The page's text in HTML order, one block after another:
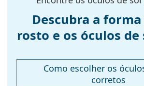
óculos:
140 mm
Ponte:
16 mm
Descubra a forma
rosto e os óculos de
Como escolher os
corretos